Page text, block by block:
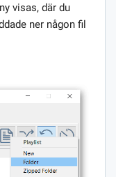
visas, där du
ner någon fil